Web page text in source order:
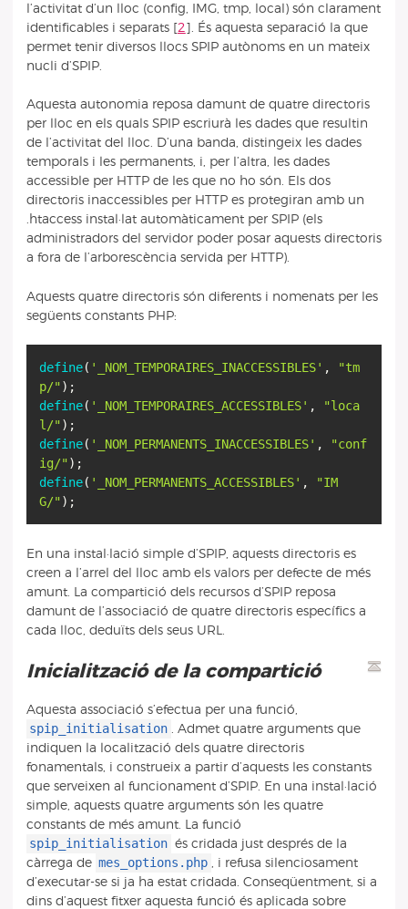
l’activitat d’un lloc (config, IMG, tmp, local) són clarament
identificables i separats[2 ] . És aquesta separació la que
permet tenir diversos llocs SPIP autònoms en un mateix
nucli d’SPIP.
Aquesta autonomia reposa damunt de quatre directoris
per lloc en els quals SPIP escriurà les dades que resultin
de l’activitat del lloc. D’una banda, distingeix les dades
temporals i les permanents, i, per l’altra, les dades
accessible per HTTP de les que no ho són. Els dos
directoris inaccessibles per HTTP es protegiran amb un
.htaccess instal·lat automàticament per SPIP (els
administradors del servidor poder posar aquests directoris
a fora de l’arborescència servida per HTTP).
Aquests quatre directoris són diferents i nomenats per les
següents constants PHP:
define( '_NOM_TEMPORAIRES_INACCESSIBLES' ,
"tm
p/"
define( '_NOM_TEMPORAIRES_ACCESSIBLES' ,
"loca
l/"
define( '_NOM_PERMANENTS_INACCESSIBLES' ,
"conf
ig/"
define( '_NOM_PERMANENTS_ACCESSIBLES' ,
"IM
G/" );
En una instal·lació simple d’SPIP, aquests directoris es
creen a l’arrel del lloc amb els valors per defecte de més
amunt. La compartició dels recursos d’SPIP reposa
damunt de l’associació de quatre directoris específics a
cada lloc, deduïts dels seus URL.
Inicialització de la compartició
Aquesta associació s’efectua per una funció,
spip_initialisation
. Admet quatre arguments que
indiquen la localització dels quatre directoris
fonamentals, i construeix a partir d’aquests les constants
que serveixen al funcionament d’SPIP. En una instal·lació
simple, aquests quatre arguments són les quatre
constants de més amunt. La funció
spip_initialisation és cridada just després de la
càrrega de mes_options.php
, i refusa silenciosament
d’executar-se si ja ha estat cridada. Conseqüentment, si a
dins d’aquest fitxer aquesta funció és aplicada sobre